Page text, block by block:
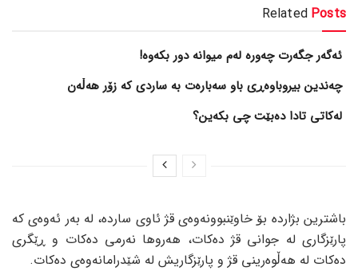
Related Posts
ئەگەر جگەرت چەورە لەم میوانە دور بکەوە!
چەندین بیروباوەڕی باو سەبارەت بە ساردی کە زۆر هەڵەن
لەکاتی تادا دەبێت چی بکەین؟
باشترین بژاردە بۆ خاوێنبوونەوەی قژ ئاوی ساردە، لە بەر ئەوەی کە
پارێزگاری لە جوانی قژ دەکات، هەروها نەرمی دەکات و ڕێگری
دەکات لە هەڵوەرینی قژ و پارێزگاریش لە شێدرامانەوەی دەکات.